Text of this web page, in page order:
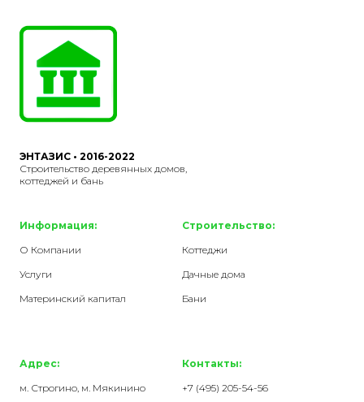
ЭНТАЗИС • 2016-2022
Строительство деревянных домов,
коттеджей и бань
Информация:
О Компании
Услуги
Материнский капитал
Строительство:
Коттеджи
Дачные дома
Бани
Адрес:
м. Строгино, м. Мякинино
Контакты:
+7 (495) 205-54-56